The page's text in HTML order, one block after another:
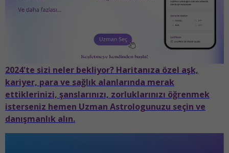
2024'te sizi neler bekliyor? Haritanıza özel aşk,
kariyer, para ve sağlık alanlarında merak
ettiklerinizi, şanslarınızı, zorluklarınızı öğrenmek
isterseniz hemen Uzman Astrologunuzu seçin ve
danışmanlık alın.